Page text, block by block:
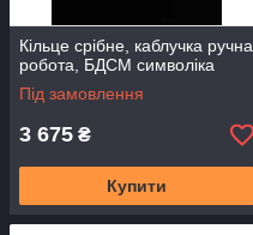
Кільце срібне, каблучка ручна
робота, БДСМ символіка
Під замовлення
3 675 ₴
Купити